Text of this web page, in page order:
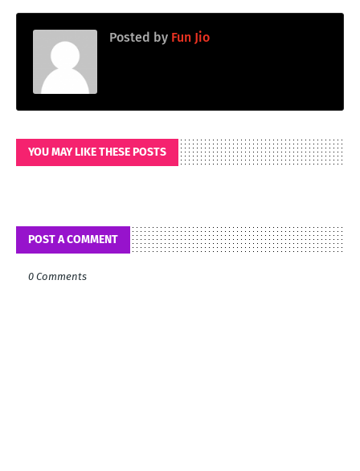
Posted by Fun Jio
YOU MAY LIKE THESE POSTS
POST A COMMENT
0 Comments